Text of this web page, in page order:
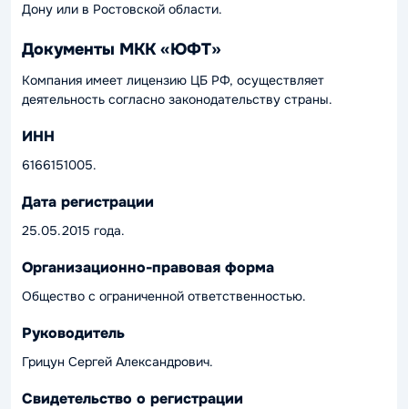
Дону или в Ростовской области.
Документы МКК «ЮФТ»
Компания имеет лицензию ЦБ РФ, осуществляет
деятельность согласно законодательству страны.
ИНН
6166151005.
Дата регистрации
25.05.2015 года.
Организационно-правовая форма
Общество с ограниченной ответственностью.
Руководитель
Грицун Сергей Александрович.
Свидетельство о регистрации